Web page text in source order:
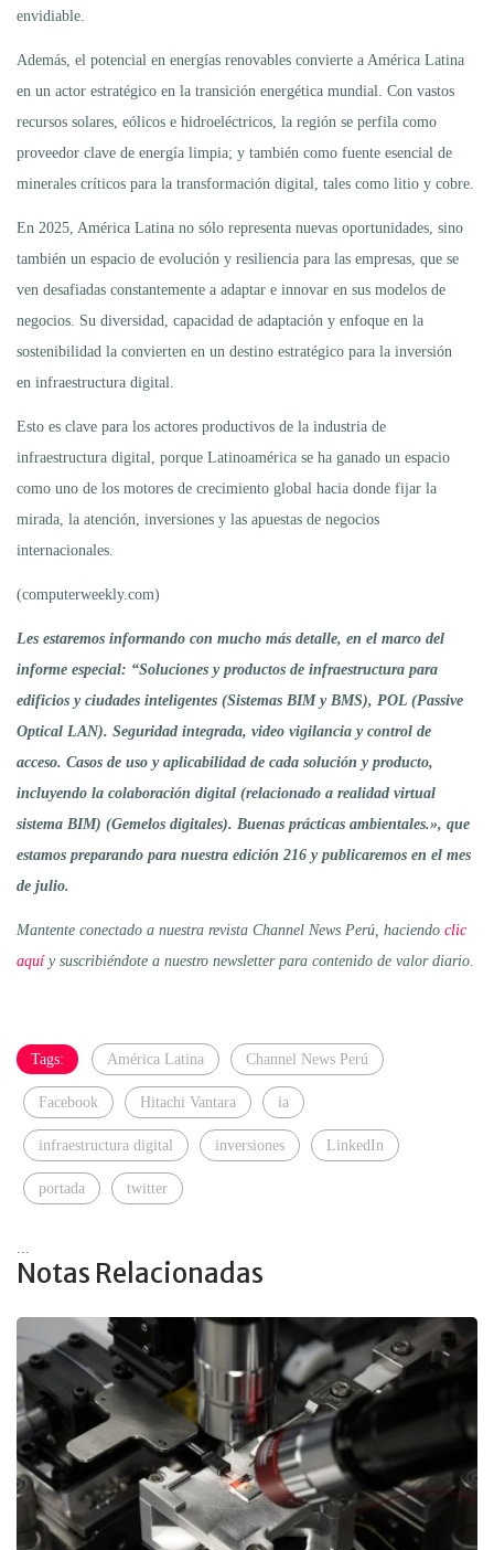
envidiable.
Además, el potencial en energías renovables convierte a América Latina
en un actor estratégico en la transición energética mundial. Con vastos
recursos solares, eólicos e hidroeléctricos, la región se perfila como
proveedor clave de energía limpia; y también como fuente esencial de
minerales críticos para la transformación digital, tales como litio y cobre.
En 2025, América Latina no sólo representa nuevas oportunidades, sino
también un espacio de evolución y resiliencia para las empresas, que se
ven desafiadas constantemente a adaptar e innovar en sus modelos de
negocios. Su diversidad, capacidad de adaptación y enfoque en la
sostenibilidad la convierten en un destino estratégico para la inversión
en infraestructura digital.
Esto es clave para los actores productivos de la industria de
infraestructura digital, porque Latinoamérica se ha ganado un espacio
como uno de los motores de crecimiento global hacia donde fijar la
mirada, la atención, inversiones y las apuestas de negocios
internacionales.
(computerweekly.com)
Les estaremos informando con mucho más detalle, en el marco del
informe especial: “Soluciones y productos de infraestructura para
edificios y ciudades inteligentes (Sistemas BIM y BMS), POL (Passive
Optical LAN). Seguridad integrada, video vigilancia y control de
acceso. Casos de uso y aplicabilidad de cada solución y producto,
incluyendo la colaboración digital (relacionado a realidad virtual
sistema BIM) (Gemelos digitales). Buenas prácticas ambientales.», que
estamos preparando para nuestra edición 216 y publicaremos en el mes
de julio.
Mantente conectado a nuestra revista Channel News Perú, haciendo clic
aquíy suscribiéndote a nuestro newsletter para contenido de valor diario
Tags: América Latina Channel News Perú
Facebook Hitachi Vantara ia
infraestructura digital inversiones LinkedIn
portada twitter
Notas Relacionadas